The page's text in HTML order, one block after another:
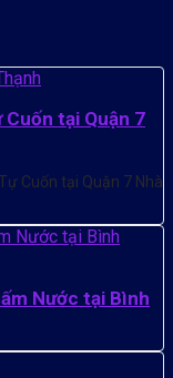
Cuốn tại Quận 7
Cuốn tại Quận 7 Nhà
Nước tại Bình